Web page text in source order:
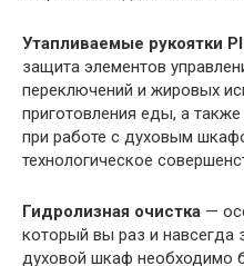
Утапливаемые рукоятки
защита элементов
переключений и жировых
приготовления еды, а
при работе с духовым
технологическое
Гидролизная очистка —
который вы раз и навсегда
духовой шкаф необходимо